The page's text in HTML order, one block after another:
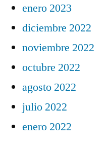
enero 2023
diciembre 2022
noviembre 2022
octubre 2022
agosto 2022
julio 2022
enero 2022